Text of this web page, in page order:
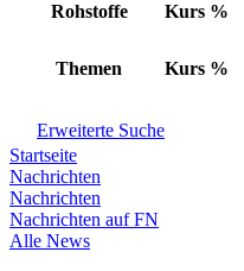
Rohstoffe Kurs %
Themen Kurs %
Erweiterte Suche
Startseite
Nachrichten
Nachrichten
Nachrichten auf FN
Alle News